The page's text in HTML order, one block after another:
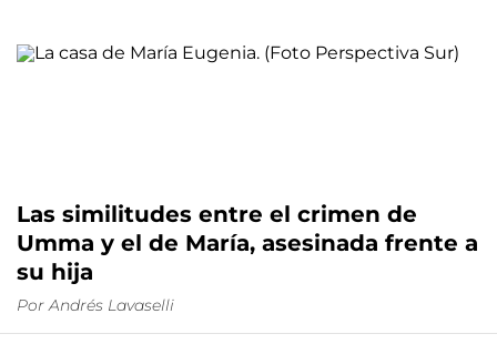
Las similitudes entre el crimen de
Umma y el de María, asesinada frente a
su hija
Por Andrés Lavaselli